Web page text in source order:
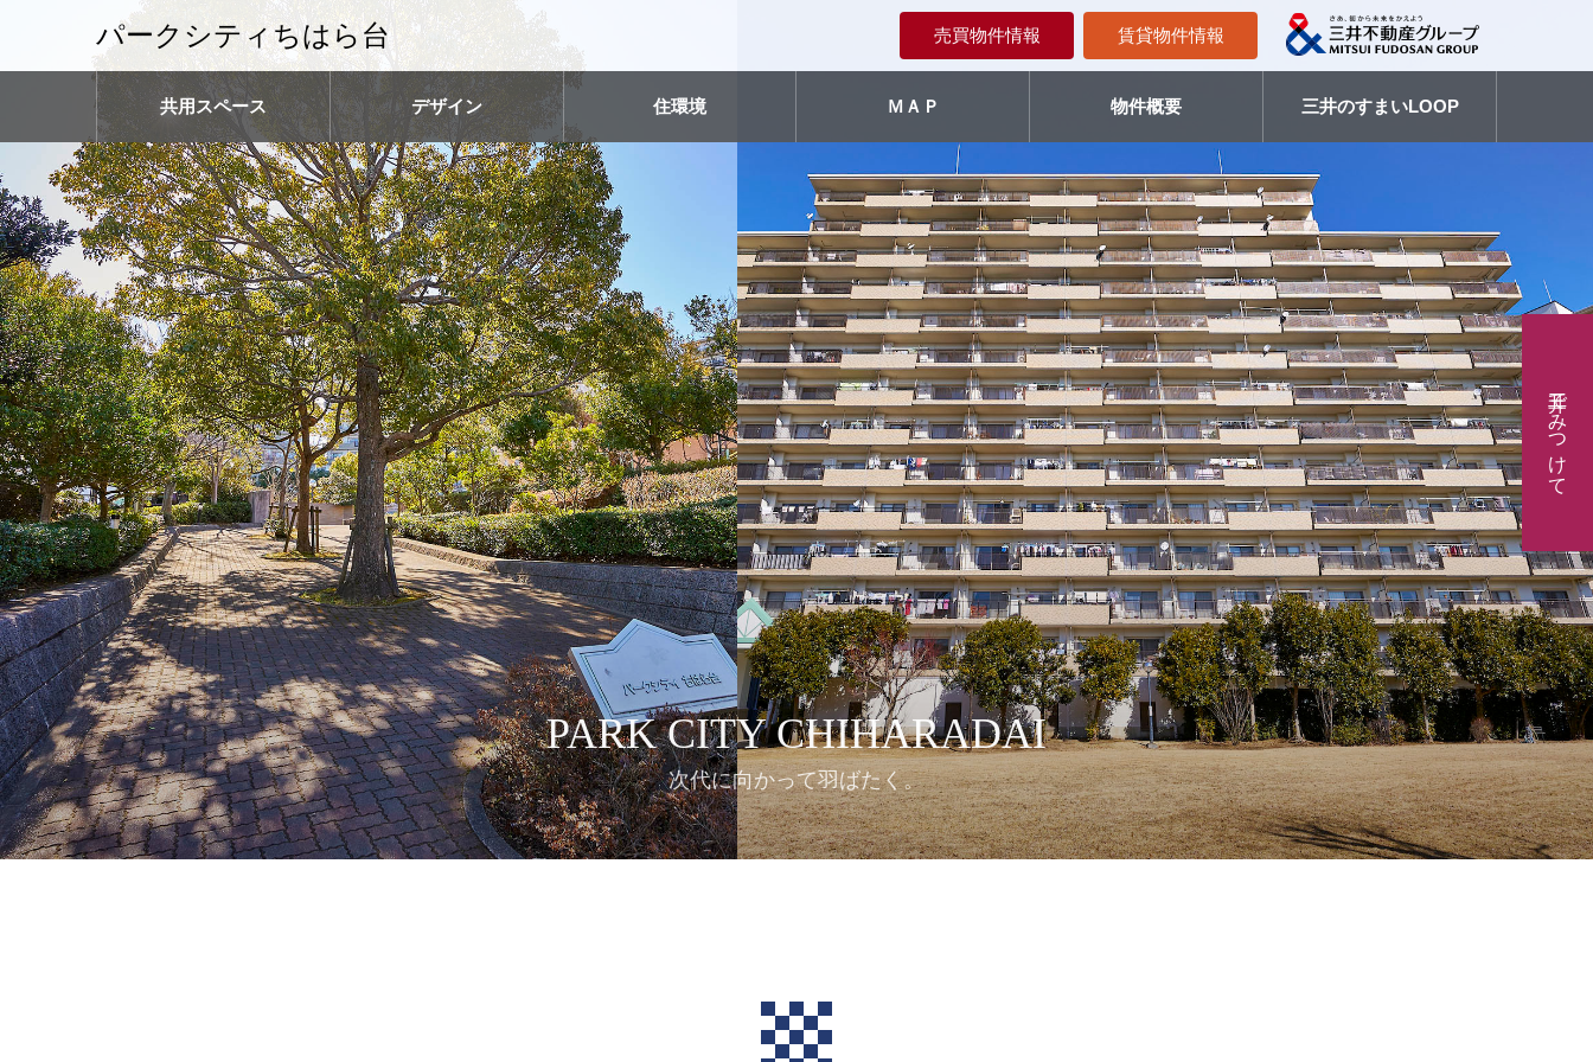
パークシティちはら台 売買物件情報 賃貸物件情報
共用スペース デザイン 住環境 ＭＡＰ 物件概要 三井のすまいLOOP
PARK CITY CHIHARADAI
次代に向かって羽ばたく。
三井でみつけて